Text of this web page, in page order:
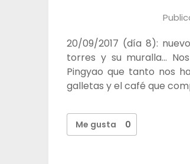
20/09/2017 (día 8):
torres y su muralla…
Pingyao que tanto nos
galletas y el café que
Me gusta 0